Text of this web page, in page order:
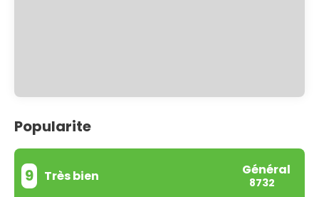
Popularite
9 Très bien Général
8732